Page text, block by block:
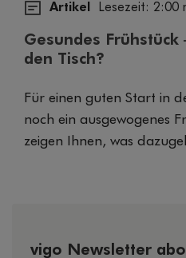
Artikel Lesezeit: 2:00
Gesundes
den Tisch?
Für einen guten Start in
noch ein ausgewogenes
zeigen Ihnen, was
vigo Newsletter